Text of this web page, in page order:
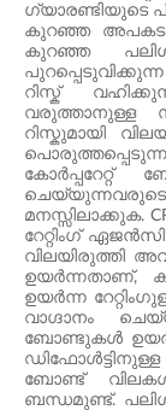
ഗ്യാരണ്ടിയുടെ
കുറഞ്ഞ
കുറഞ്ഞ
റിസ്ക്
വരുത്താനുള്ള
റിസ്കുമായി
ചെയ്യുന്നവരുടെ
മനസ്സിലാക്കുക.
റേറ്റിംഗ്
വിലയിരുത്തി
ഉയർന്നതാണ്,
ഉയർന്ന
വാഗ്ദാനം
ബോണ്ടുകൾ
ബോണ്ട്
ബന്ധമുണ്ട്.